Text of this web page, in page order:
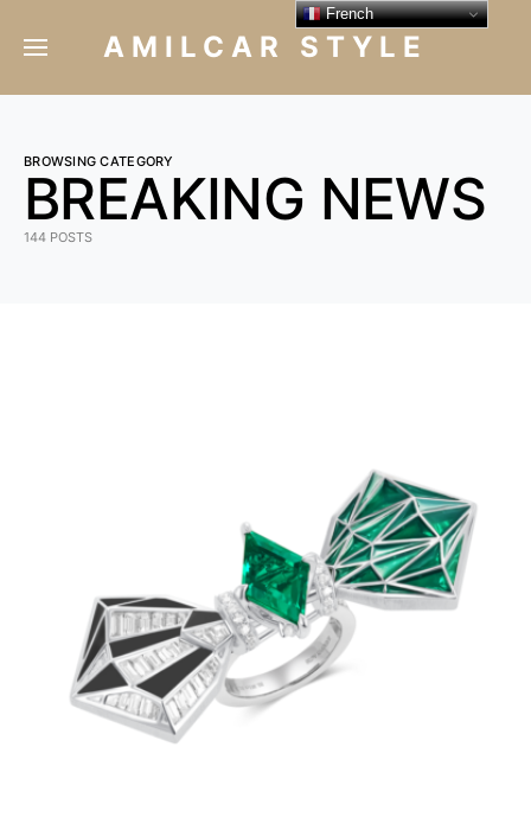
AMILCAR STYLE
BROWSING CATEGORY
BREAKING NEWS
144 POSTS
French